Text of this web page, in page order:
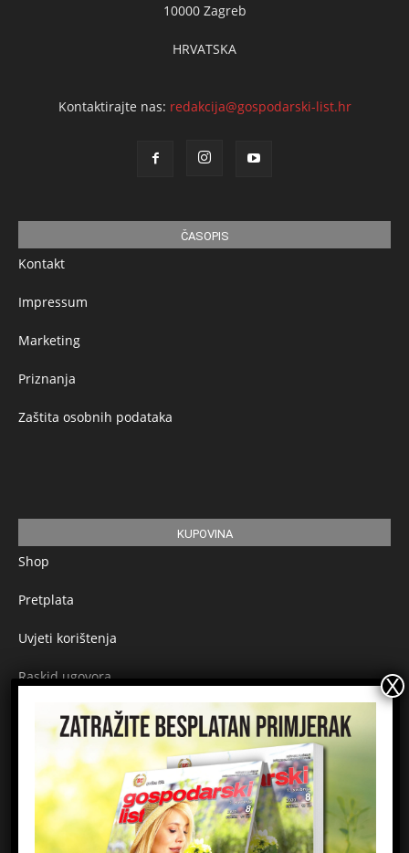
10000 Zagreb
HRVATSKA
Kontaktirajte nas: redakcija@gospodarski-list.hr
ČASOPIS
Kontakt
Impressum
Marketing
Priznanja
Zaštita osobnih podataka
KUPOVINA
Shop
Pretplata
Uvjeti korištenja
Raskid ugovora
Načini plaćanja
Sigurnost plaćanja
Prijavite se na newsletter